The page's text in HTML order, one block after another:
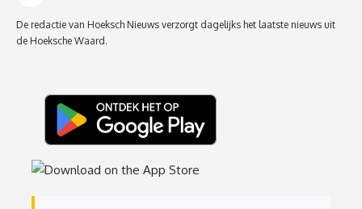
De redactie van Hoeksch Nieuws verzorgt dagelijks het laatste nieuws uit
de Hoeksche Waard.